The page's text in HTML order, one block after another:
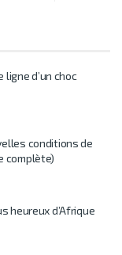
ligne d’un choc
conditions de
complète)
heureux d’Afrique